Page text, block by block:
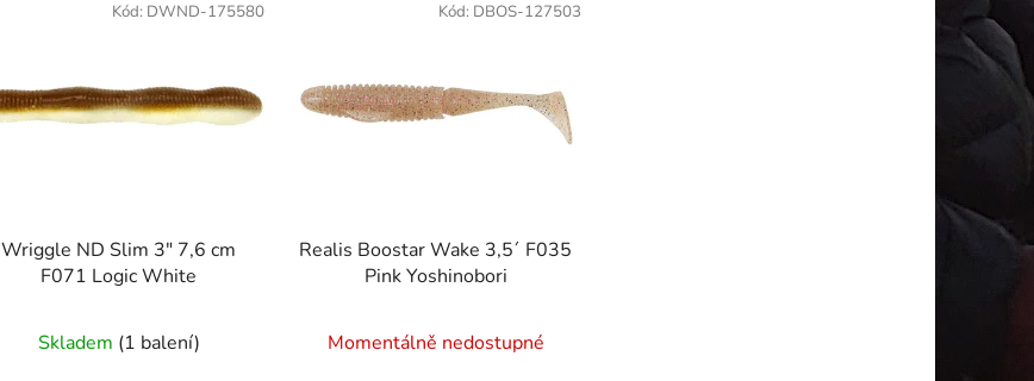
Wriggle ND Slim 3" 7,6 cm
F071 Logic White
Skladem (1 balení)
Kód: DWND-175580
Realis Boostar Wake 3,5´ F035
Pink Yoshinobori
Momentálně nedostupné
Kód: DBOS-127503